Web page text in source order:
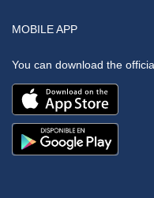
MOBILE APP
You can download the